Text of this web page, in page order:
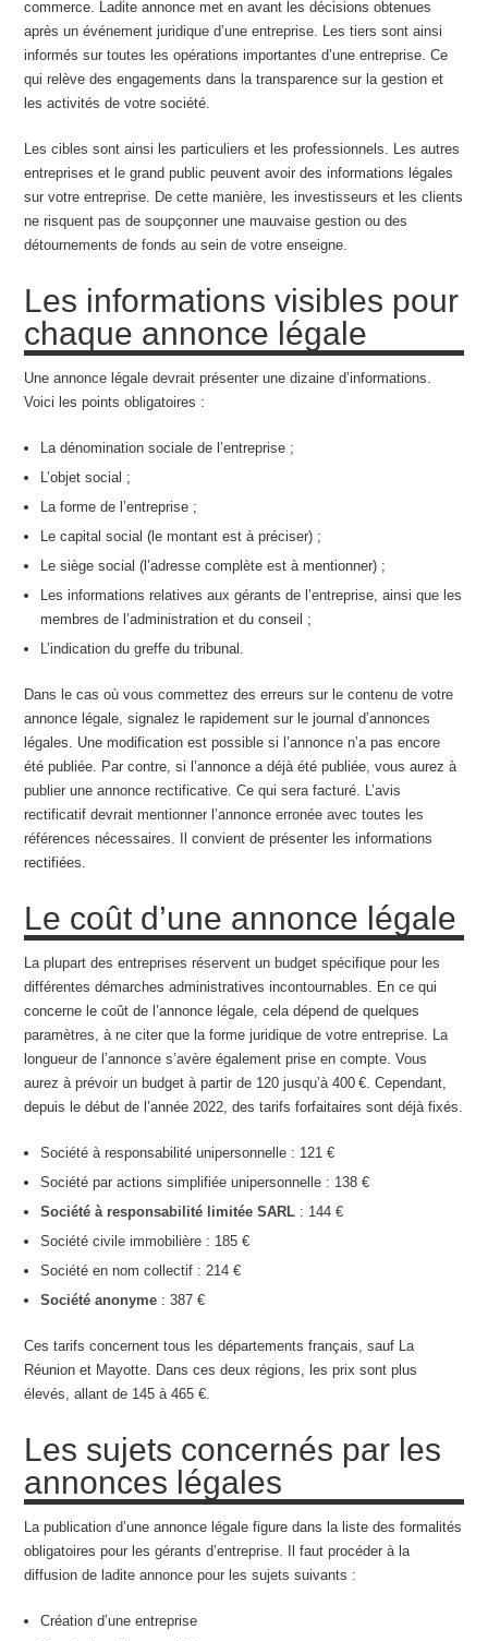
commerce. Ladite annonce met en avant les décisions obtenues
après un événement juridique d’une entreprise. Les tiers sont ainsi
informés sur toutes les opérations importantes d’une entreprise. Ce
qui relève des engagements dans la transparence sur la gestion et
les activités de votre société.
Les cibles sont ainsi les particuliers et les professionnels. Les autres
entreprises et le grand public peuvent avoir des informations légales
sur votre entreprise. De cette manière, les investisseurs et les clients
ne risquent pas de soupçonner une mauvaise gestion ou des
détournements de fonds au sein de votre enseigne.
Les informations visibles pour
chaque annonce légale
Une annonce légale devrait présenter une dizaine d’informations.
Voici les points obligatoires :
La dénomination sociale de l’entreprise ;
L’objet social ;
La forme de l’entreprise ;
Le capital social (le montant est à préciser) ;
Le siège social (l’adresse complète est à mentionner) ;
Les informations relatives aux gérants de l’entreprise, ainsi que les
membres de l’administration et du conseil ;
L’indication du greffe du tribunal.
Dans le cas où vous commettez des erreurs sur le contenu de votre
annonce légale, signalez le rapidement sur le journal d’annonces
légales. Une modification est possible si l’annonce n’a pas encore
été publiée. Par contre, si l’annonce a déjà été publiée, vous aurez à
publier une annonce rectificative. Ce qui sera facturé. L’avis
rectificatif devrait mentionner l’annonce erronée avec toutes les
références nécessaires. Il convient de présenter les informations
rectifiées.
Le coût d’une annonce légale
La plupart des entreprises réservent un budget spécifique pour les
différentes démarches administratives incontournables. En ce qui
concerne le coût de l’annonce légale, cela dépend de quelques
paramètres, à ne citer que la forme juridique de votre entreprise. La
longueur de l’annonce s’avère également prise en compte. Vous
aurez à prévoir un budget à partir de 120 jusqu’à 400 €. Cependant,
depuis le début de l’année 2022, des tarifs forfaitaires sont déjà fixés.
Société à responsabilité unipersonnelle : 121 €
Société par actions simplifiée unipersonnelle : 138 €
Société à responsabilité limitée SARL : 144 €
Société civile immobilière : 185 €
Société en nom collectif : 214 €
Société anonyme : 387 €
Ces tarifs concernent tous les départements français, sauf La
Réunion et Mayotte. Dans ces deux régions, les prix sont plus
élevés, allant de 145 à 465 €.
Les sujets concernés par les
annonces légales
La publication d’une annonce légale figure dans la liste des formalités
obligatoires pour les gérants d’entreprise. Il faut procéder à la
diffusion de ladite annonce pour les sujets suivants :
Création d’une entreprise